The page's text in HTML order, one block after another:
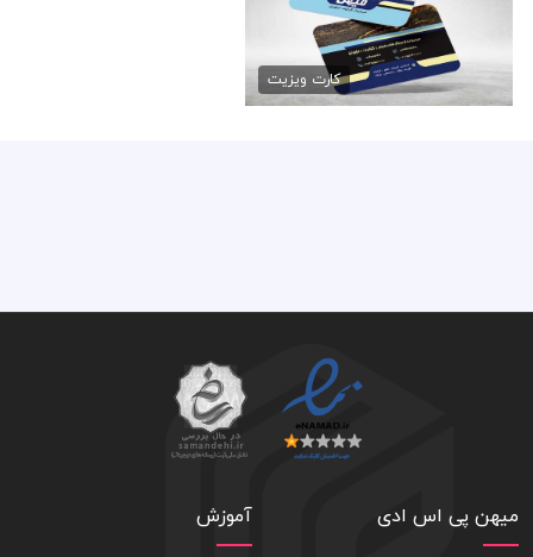
کارت ویزیت لایه باز سنگ نما
79,000 تومان
کارت ویزیت
میهن پی اس ادی آموزش